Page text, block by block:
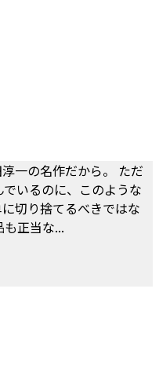
一の名作だから。 ただ
いるのに、このような
切り捨てるべきではな
正当な...